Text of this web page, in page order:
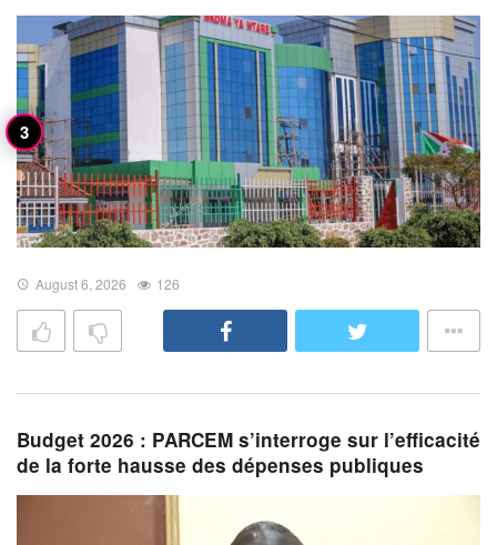
August 6, 2026 126
Budget 2026 : PARCEM s’interroge sur l’efficacité
de la forte hausse des dépenses publiques